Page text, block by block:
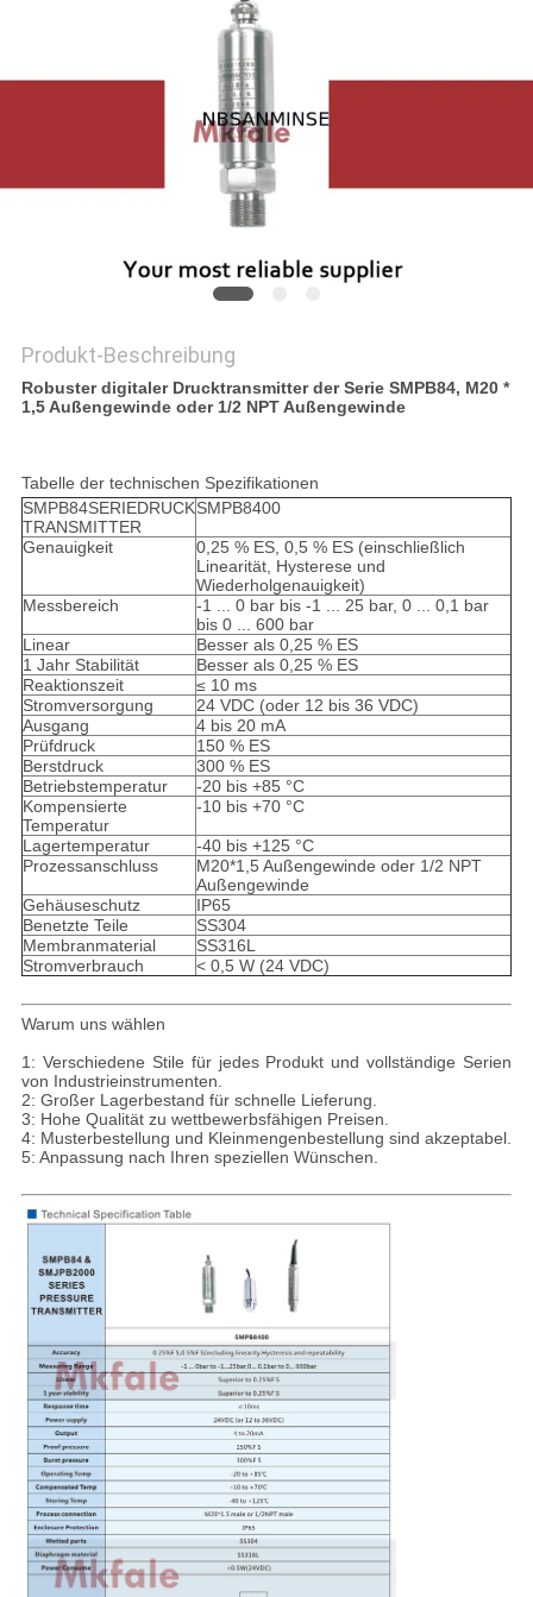
DATENSCHUTZERKLÄRUNG
Produkt-Beschreibung
Robuster digitaler Drucktransmitter der Serie SMPB84, M20 *
1,5 Außengewinde oder 1/2 NPT Außengewinde
Tabelle der technischen Spezifikationen
SMPB84SERIEDRUCK
TRANSMITTER
SMPB8400
Genauigkeit
0,25 % ES, 0,5 % ES (einschließlich
Linearität, Hysterese und
Wiederholgenauigkeit)
Messbereich
-1 ... 0 bar bis -1 ... 25 bar, 0 ... 0,1 bar
bis 0 ... 600 bar
Linear
Besser als 0,25 % ES
1 Jahr Stabilität
Besser als 0,25 % ES
Reaktionszeit
≤ 10 ms
Stromversorgung
24 VDC (oder 12 bis 36 VDC)
Ausgang
4 bis 20 mA
Prüfdruck
150 % ES
Berstdruck
300 % ES
Betriebstemperatur
-20 bis +85 °C
Kompensierte
Temperatur
-10 bis +70 °C
Lagertemperatur
-40 bis +125 °C
Prozessanschluss
M20*1,5 Außengewinde oder 1/2 NPT
Außengewinde
Gehäuseschutz
IP65
Benetzte Teile
SS304
Membranmaterial
SS316L
Stromverbrauch
< 0,5 W (24 VDC)
Warum uns wählen
1: Verschiedene Stile für jedes Produkt und vollständige Serien
von Industrieinstrumenten.
2: Großer Lagerbestand für schnelle Lieferung.
3: Hohe Qualität zu wettbewerbsfähigen Preisen.
4: Musterbestellung und Kleinmengenbestellung sind akzeptabel.
5: Anpassung nach Ihren speziellen Wünschen.